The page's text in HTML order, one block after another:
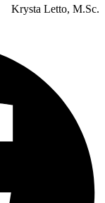
Krysta Letto, M.Sc.